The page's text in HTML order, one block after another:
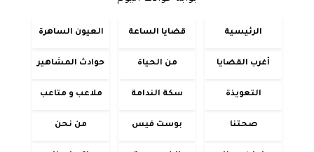
الرئيسية قضايا الساعة العيون الساهرة
أغرب القضايا من الحياة حوادث المشاهير
التعويذة سكة الندامة ملاعب و متاعب
صحتنا بوست فيس من نحن